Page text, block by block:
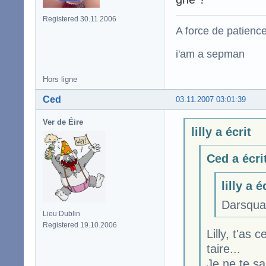
Registered 30.11.2006
A force de
i'am a sepman
Hors ligne
03.11.2007 03:01:39
Ced
Ver de Éire
Lieu Dublin
Registered 19.10.2006
lilly a écrit
Ced a
lilly a
Lilly, t'as
taire...